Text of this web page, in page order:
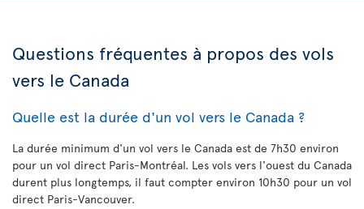
Questions fréquentes à propos des vols
vers le Canada
Quelle est la durée d'un vol vers le Canada ?
La durée minimum d'un vol vers le Canada est de 7h30 environ
pour un vol direct Paris-Montréal. Les vols vers l'ouest du Canada
durent plus longtemps, il faut compter environ 10h30 pour un vol
direct Paris-Vancouver.